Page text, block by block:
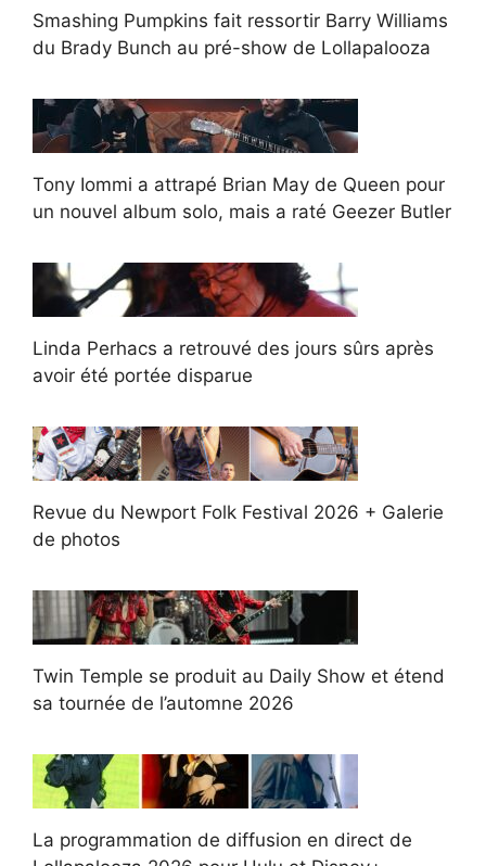
Smashing Pumpkins fait ressortir Barry Williams
du Brady Bunch au pré-show de Lollapalooza
Tony Iommi a attrapé Brian May de Queen pour
un nouvel album solo, mais a raté Geezer Butler
Linda Perhacs a retrouvé des jours sûrs après
avoir été portée disparue
Revue du Newport Folk Festival 2026 + Galerie
de photos
Twin Temple se produit au Daily Show et étend
sa tournée de l’automne 2026
La programmation de diffusion en direct de